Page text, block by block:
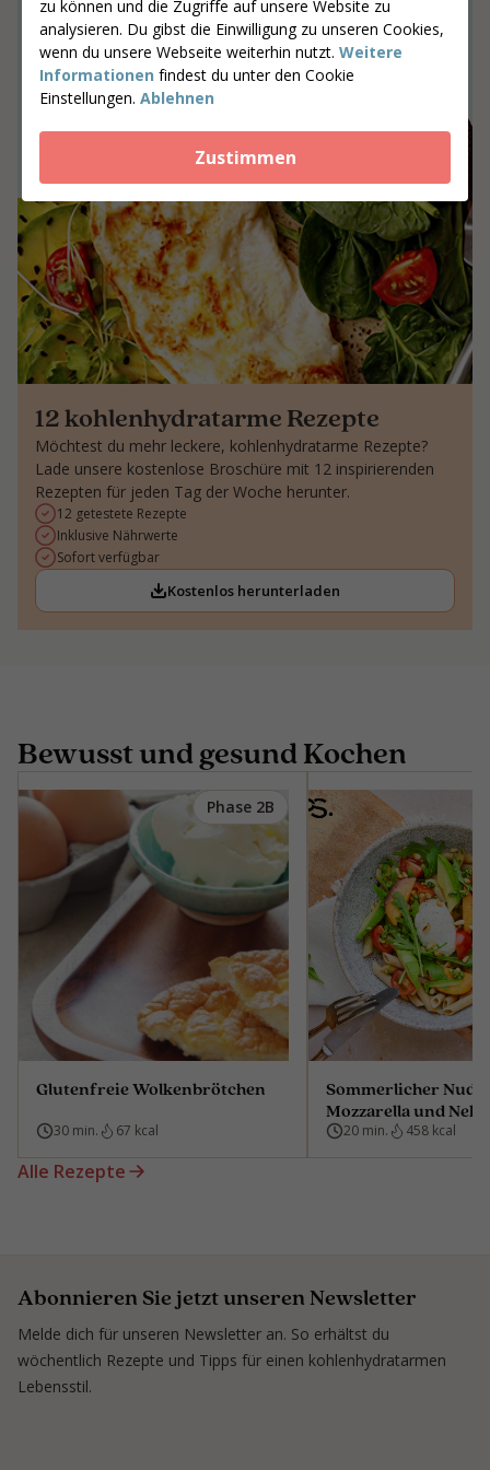
zu können und die Zugriffe auf unsere Website zu
analysieren. Du gibst die Einwilligung zu unseren Cookies,
wenn du unsere Webseite weiterhin nutzt. Weitere
Informationen findest du unter den Cookie
Einstellungen. Ablehnen
Zustimmen
Gemeinsam an Ergebnissen arbeiten,
die bleiben
Gib deine Postleitzahl ein
Coaches suchen
12 kohlenhydratarme Rezepte
Möchtest du mehr leckere, kohlenhydratarme Rezepte?
Lade unsere kostenlose Broschüre mit 12 inspirierenden
Rezepten für jeden Tag der Woche herunter.
12 getestete Rezepte
Inklusive Nährwerte
Sofort verfügbar
Kostenlos herunterladen
Bewusst und gesund Kochen
Phase 2B
Glutenfreie Wolkenbrötchen
30 min. 67 kcal
Sommerlicher
Mozzarella und
20 min. 458 kcal
Alle Rezepte
Abonnieren Sie jetzt unseren Newsletter
Melde dich für unseren Newsletter an. So erhältst du
wöchentlich Rezepte und Tipps für einen kohlenhydratarmen
Lebensstil.